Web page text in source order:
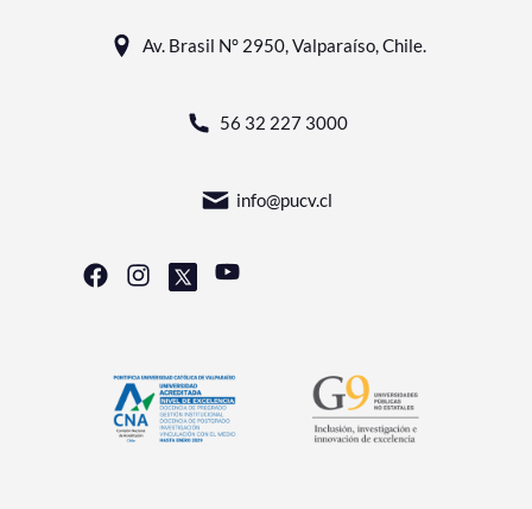
Av. Brasil N° 2950, Valparaíso, Chile.
56 32 227 3000
info@pucv.cl